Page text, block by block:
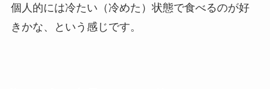
個人的には冷たい（冷めた）状態で食べるのが好
きかな、という感じです。